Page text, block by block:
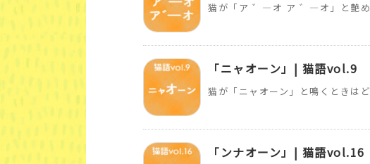
猫が「ア ゛―オ ア ゛―オ」と艶め
「ニャオーン」| 猫語vol.9
猫が「ニャオーン」と鳴くときは
「ンナオーン」| 猫語vol.16